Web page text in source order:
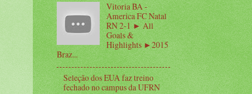
Vitoria BA -
America FC Natal
RN 2-1 ► All
Goals &
Highlights ►2015
Braz...
Seleção dos EUA faz treino
fechado no campus da UFRN